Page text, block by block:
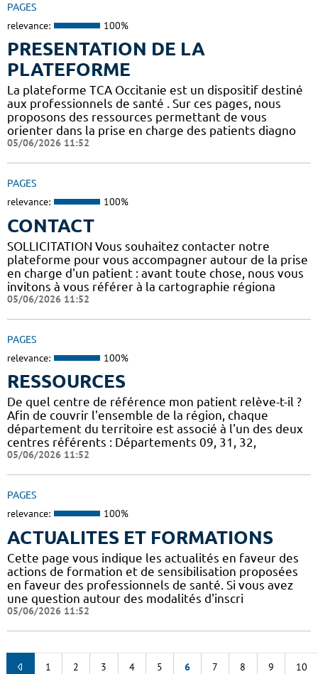
PAGES
relevance: 100%
PRESENTATION DE LA
PLATEFORME
La plateforme TCA Occitanie est un dispositif destiné
aux professionnels de santé . Sur ces pages, nous
proposons des ressources permettant de vous
orienter dans la prise en charge des patients diagno
05/06/2026 11:52
PAGES
relevance: 100%
CONTACT
SOLLICITATION Vous souhaitez contacter notre
plateforme pour vous accompagner autour de la prise
en charge d'un patient : avant toute chose, nous vous
invitons à vous référer à la cartographie régiona
05/06/2026 11:52
PAGES
relevance: 100%
RESSOURCES
De quel centre de référence mon patient relève-t-il ?
Afin de couvrir l'ensemble de la région, chaque
département du territoire est associé à l'un des deux
centres référents : Départements 09, 31, 32,
05/06/2026 11:52
PAGES
relevance: 100%
ACTUALITES ET FORMATIONS
Cette page vous indique les actualités en faveur des
actions de formation et de sensibilisation proposées
en faveur des professionnels de santé. Si vous avez
une question autour des modalités d'inscri
05/06/2026 11:52
1 2 3 4 5 6 7 8 9 10